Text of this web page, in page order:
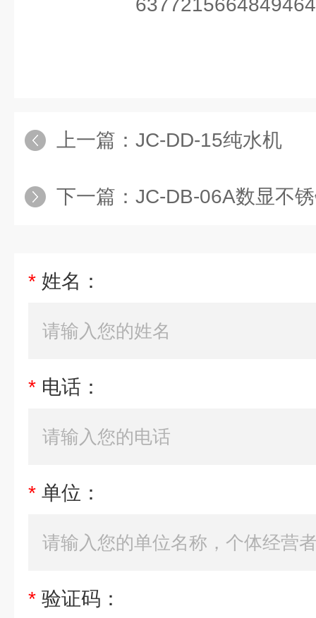
上一篇： JC-DD-15纯水机
下一篇： JC-DB-06A数显不
* 姓名：
* 电话：
* 单位：
* 验证码：